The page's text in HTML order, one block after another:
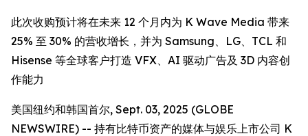
此次收购预计将在未来 12 个月内为 K Wave Media 带来
25% 至 30% 的营收增长，并为 Samsung、LG、TCL 和
Hisense 等全球客户打造 VFX、AI 驱动广告及 3D 内容创
作能力
美国纽约和韩国首尔, Sept. 03, 2025 (GLOBE
NEWSWIRE) -- 持有比特币资产的媒体与娱乐上市公司 K